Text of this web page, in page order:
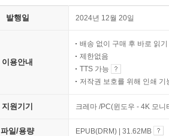
발행일 2024년 12월 20일
이용안내
배송 없이 구매 후 바로 읽기
제한없음
TTS 가능
저작권 보호를 위해 인쇄 기
지원기기 크레마 /PC(윈도우 - 4K 모
파일/용량 EPUB(DRM) | 31.62MB